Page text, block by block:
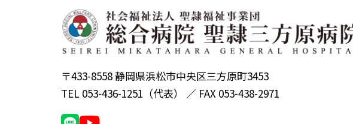
〒433-8558 静岡県浜松市中央区三方原町3453
TEL 053-436-1251（代表） ／ FAX 053-438-2971